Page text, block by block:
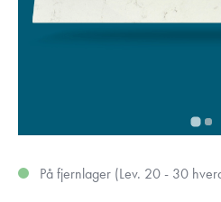
På fjernlager (Lev. 20 - 30